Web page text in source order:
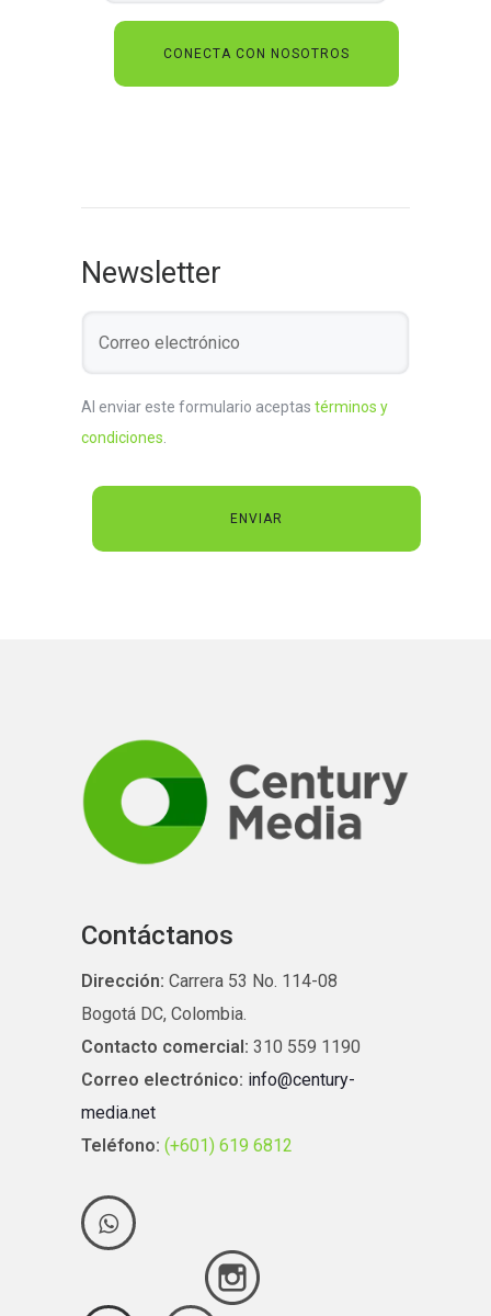
Newsletter
Al enviar este formulario aceptas términos y
condiciones
Contáctanos
Dirección: Carrera 53 No. 114-08
Bogotá DC, Colombia.
Contacto comercial: 310 559 1190
Correo electrónico: info@century-
media.net
Teléfono: (+601) 619 6812